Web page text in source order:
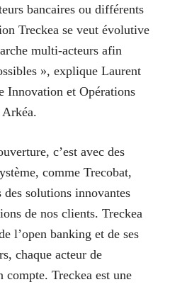
bancaires ou différents
Treckea se veut évolutive
multi-acteurs afin
», explique Laurent
Innovation et Opérations
c’est avec des
comme Trecobat,
solutions innovantes
de nos clients. Treckea
l’open banking et de ses
chaque acteur de
Treckea est une